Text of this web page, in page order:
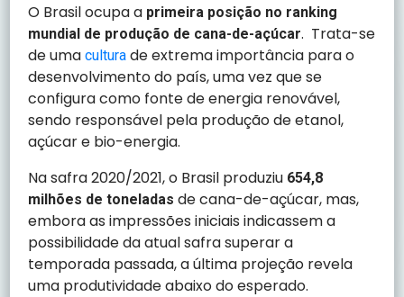
O Brasil ocupa a primeira posição no ranking
mundial de produção de cana-de-açúcar. Trata-se
de umacultura de extrema importância para o
desenvolvimento do país, uma vez que se
configura como fonte de energia renovável,
sendo responsável pela produção de etanol,
açúcar e bio-energia.
Na safra 2020/2021, o Brasil produziu 654,8
milhões de toneladas de cana-de-açúcar, mas,
embora as impressões iniciais indicassem a
possibilidade da atual safra superar a
temporada passada, a última projeção revela
uma produtividade abaixo do esperado.